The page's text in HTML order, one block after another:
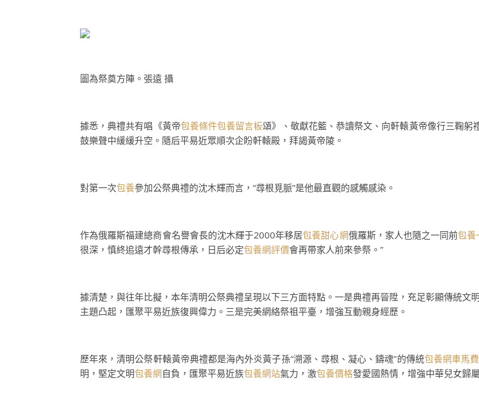
圖為祭奠方陣。張遠 攝
據悉，典禮共有唱《黃帝包養條件包養留言板頌》、敬獻花籃、恭讀祭文、向軒轅黃帝像行三鞠躬
鼓樂聲中緩緩升空。隨后平易近眾順次企盼軒轅殿，拜謁黃帝陵。
對第一次包養參加公祭典禮的沈木輝而言，“尋根覓脈”是他最直觀的感觸感染。
作為俄羅斯福建總商會名譽會長的沈木輝于2000年移居包養甜心網俄羅斯，家人也隨之一同前包養
很深，慎終追遠才幹尋根傳承，日后必定包養網評價會再帶家人前來參祭。”
據清楚，與往年比擬，本年清明公祭典禮呈現以下三方面特點。一是典禮再晉陞，充足彰顯傳統文
主題凸起，匯聚平易近族復興偉力。三是完美網絡祭祖平臺，增強互動親身經歷。
歷年來，清明公祭軒轅黃帝典禮都是海內外炎黃子孫“溯源、尋根、凝心、鑄魂”的傳統包養網車馬費
明，堅定文明包養網自負，匯聚平易近族包養網站氣力，激包養價格發愛國熱情，增強中華兒女歸